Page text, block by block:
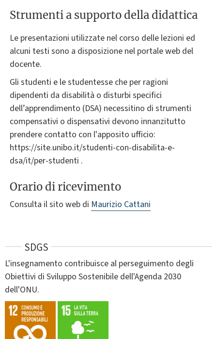
Strumenti a supporto della didattica
Le presentazioni utilizzate nel corso delle lezioni ed
alcuni testi sono a disposizione nel portale web del
docente.
Gli studenti e le studentesse che per ragioni
dipendenti da disabilità o disturbi specifici
dell’apprendimento (DSA) necessitino di strumenti
compensativi o dispensativi devono innanzitutto
prendere contatto con l'apposito ufficio:
https://site.unibo.it/studenti-con-disabilita-e-
dsa/it/per-studenti .
Orario di ricevimento
Consulta il sito web di Maurizio Cattani
SDGS
L'insegnamento contribuisce al perseguimento degli
Obiettivi di Sviluppo Sostenibile dell'Agenda 2030
dell'ONU.